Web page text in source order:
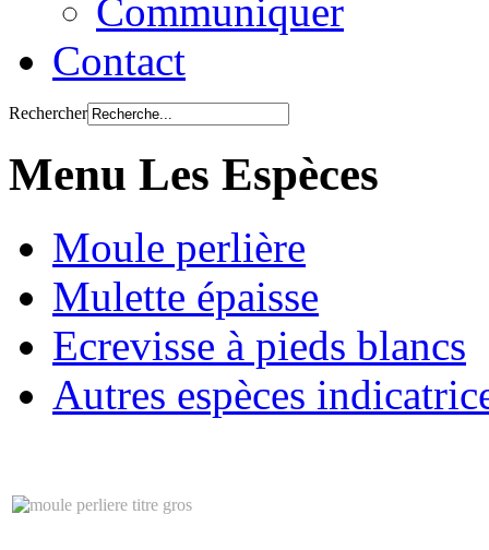
Communiquer
Contact
Rechercher
Menu Les Espèces
Moule perlière
Mulette épaisse
Ecrevisse à pieds blancs
Autres espèces